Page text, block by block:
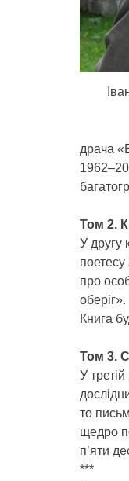
драча
Том 2.
У другу
про
оберіг».
Книга
Том 3.
У
то
щедро
п’яти
***